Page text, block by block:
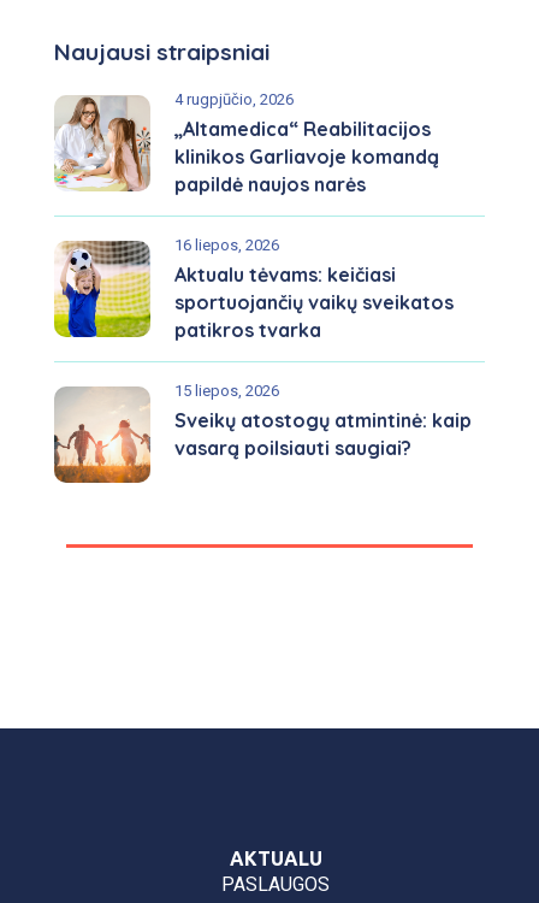
Naujausi straipsniai
4 rugpjūčio, 2026
„Altamedica“ Reabilitacijos
klinikos Garliavoje komandą
papildė naujos narės
16 liepos, 2026
Aktualu tėvams: keičiasi
sportuojančių vaikų sveikatos
patikros tvarka
15 liepos, 2026
Sveikų atostogų atmintinė: kaip
vasarą poilsiauti saugiai?
AKTUALU
PASLAUGOS